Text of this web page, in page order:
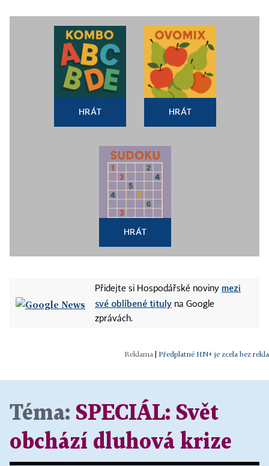
HRÁT HRÁT
HRÁT
Přidejte si Hospodářské noviny mezi
své oblíbené tituly na Google
zprávách.
Předplatné HN+ je zcela bez
Téma: SPECIÁL: Svět
obchází dluhová krize